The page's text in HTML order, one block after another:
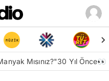
Mısınız?"30 Yıl Önce👀